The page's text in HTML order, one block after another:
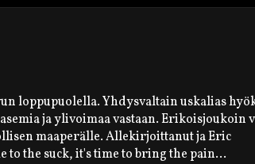
loppupuolella. Yhdysvaltain uskalias
ja ylivoimaa vastaan. Erikoisjoukoin
maaperälle. Allekirjoittanut ja Eric
the suck, it's time to bring the pain...